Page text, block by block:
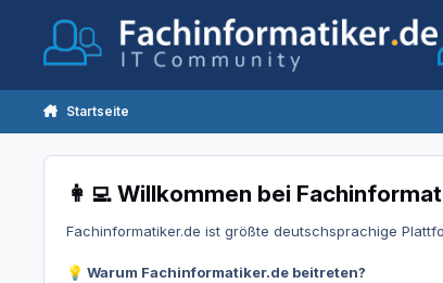
Startseite
👩‍💻 Willkommen bei
Fachinformatiker.de ist größte deutschsprachige
💡 Warum Fachinformatiker.de beitreten?